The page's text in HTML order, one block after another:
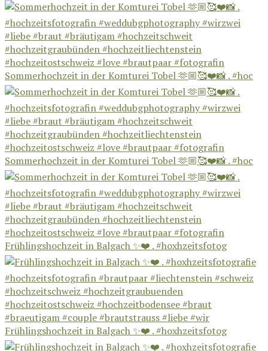
Sommerhochzeit in der Komturei Tobel 🫶🏼🥰❤️📸 . #hoc
Sommerhochzeit in der Komturei Tobel 🫶🏼🥰❤️📸 . #hoc
Frühlingshochzeit in Balgach ✨❤️ . #hoxhzeitsfotog
Frühlingshochzeit in Balgach ✨❤️ . #hoxhzeitsfotog